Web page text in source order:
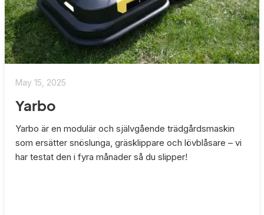
May 15, 2025
Yarbo
Yarbo är en modulär och självgående trädgårdsmaskin
som ersätter snöslunga, gräsklippare och lövblåsare – vi
har testat den i fyra månader så du slipper!